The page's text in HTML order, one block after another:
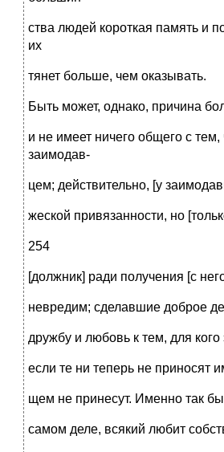
ства людей короткая память и
их
тянет больше, чем оказывать.
Быть может, однако, причина
и не имеет ничего общего с тем,
заимодав-
цем; действительно, [у
жеской привязанности, но
254
[должник] ради получения [с
невредим; сделавшие доброе
дружбу и любовь к тем, для
если те ни теперь не приносят
щем не принесут. Именно так
самом деле, всякий любит